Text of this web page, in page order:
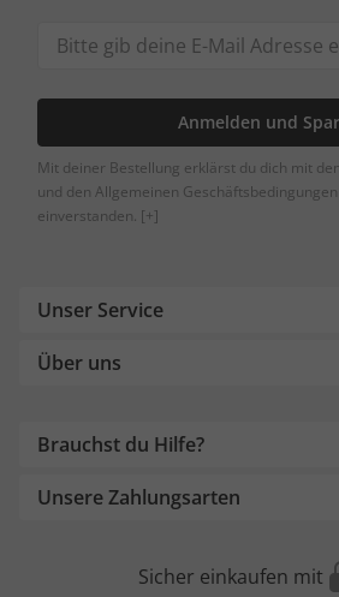
Anmelden und
Mit deiner Bestellung erklärst du dich mit
und den Allgemeinen
einverstanden. [+]
Unser Service
Über uns
Brauchst du Hilfe?
Unsere Zahlungsarten
Sicher einkaufen mit